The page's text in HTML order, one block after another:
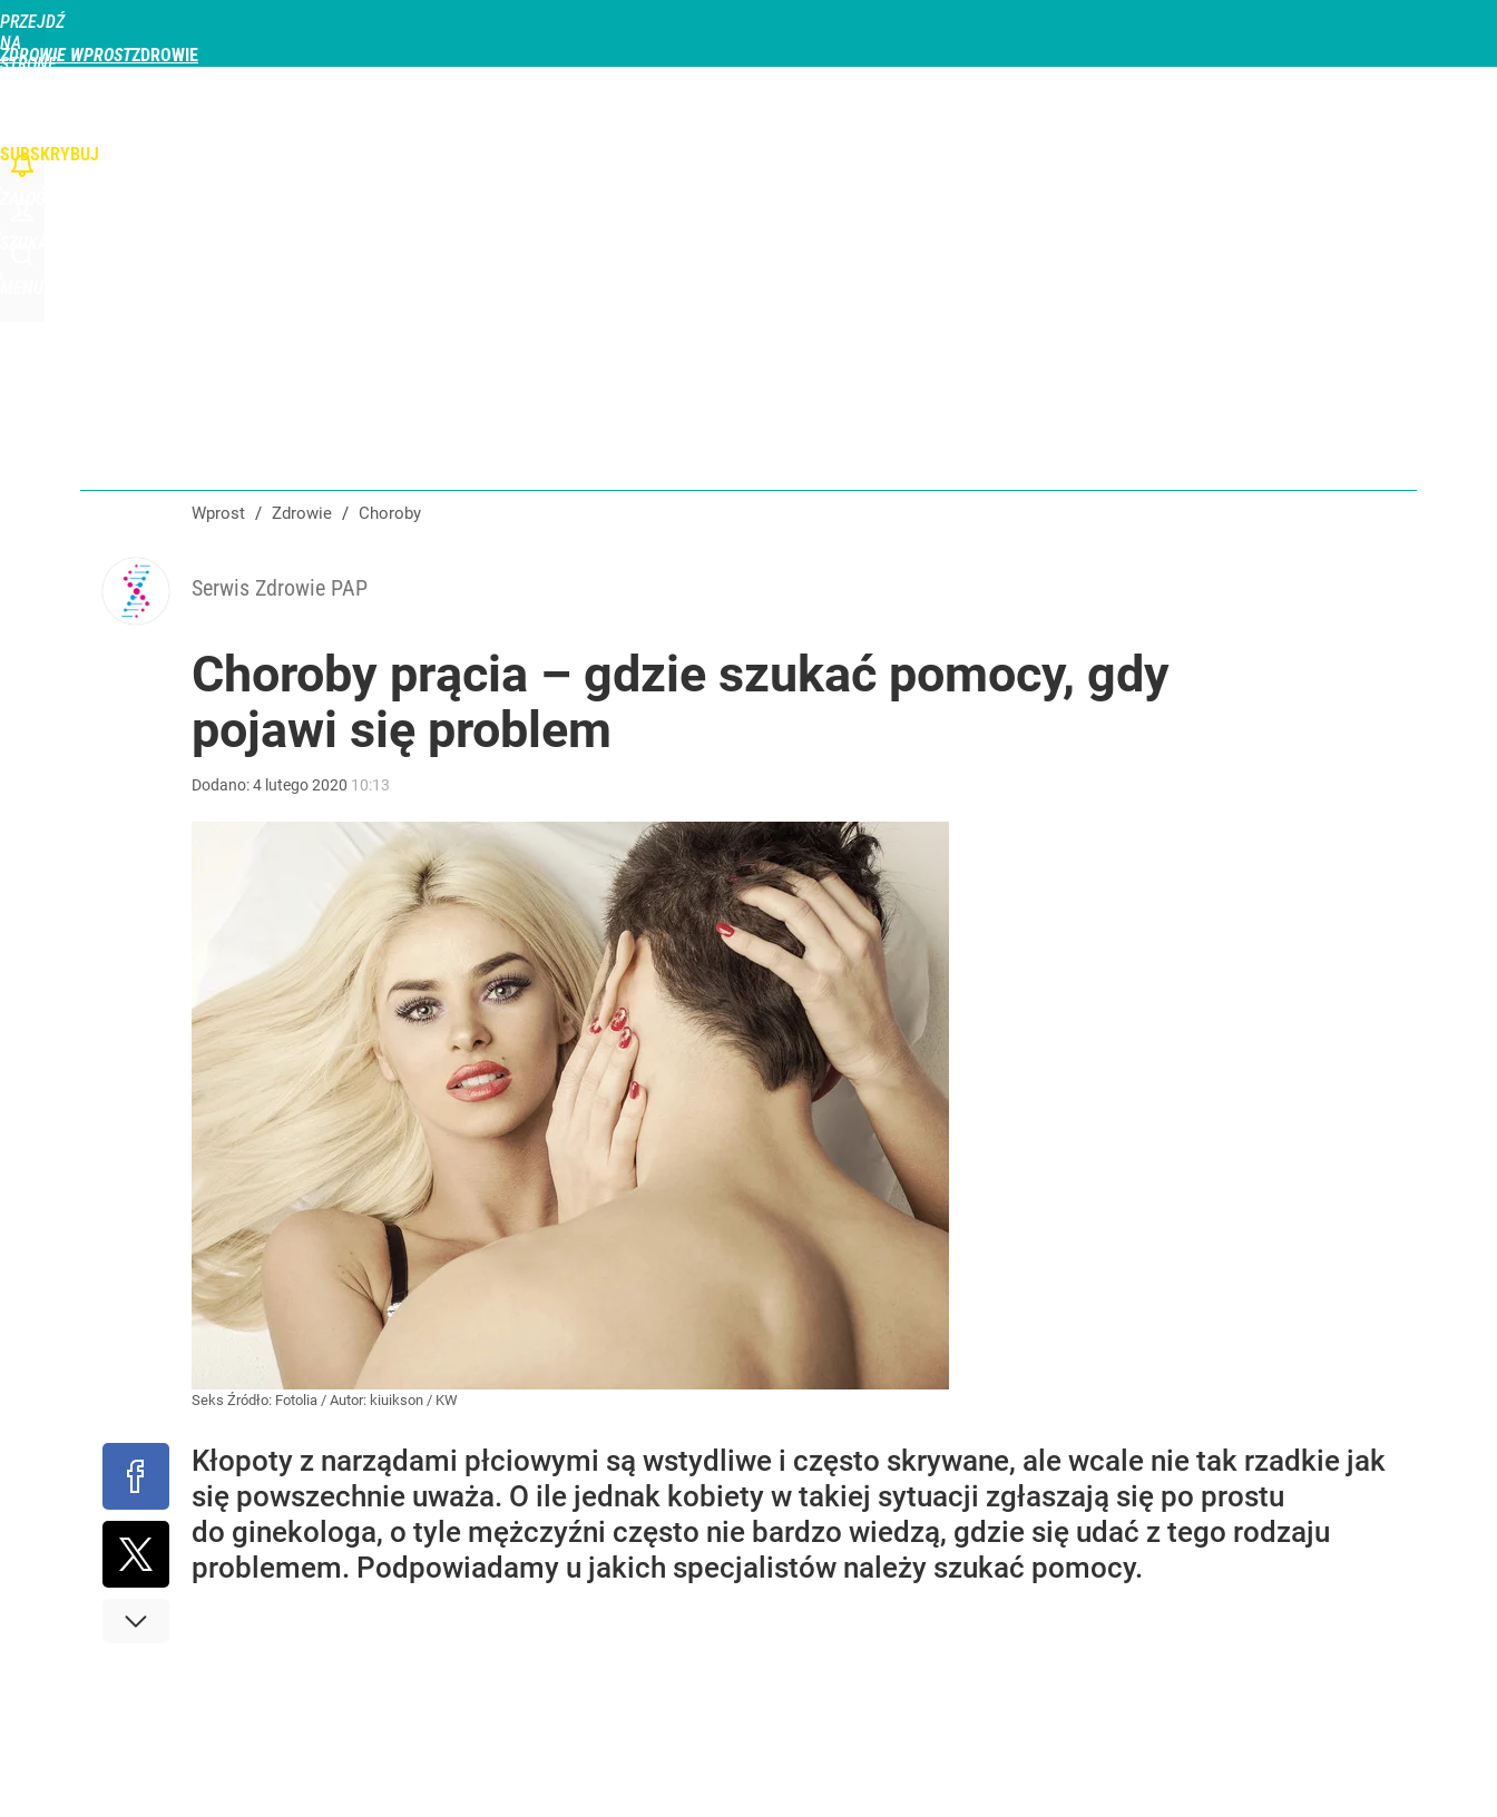
PRZEJDŹ
NA
STRONĘ
ZDROWIE WPROST
SUBSKRYBUJ
Wprost / Zdrowie / Choroby
Serwis Zdrowie PAP
Choroby prącia – gdzie szukać pomocy, gdy
pojawi się problem
Dodano:4 lutego2020 10:13
Seks Źródło: Fotolia / Autor: kiuikson / KW
Kłopoty z narządami płciowymi są wstydliwe i często skrywane, ale wcale nie tak rzadkie jak
się powszechnie uważa. O ile jednak kobiety w takiej sytuacji zgłaszają się po prostu
do ginekologa, o tyle mężczyźni często nie bardzo wiedzą, gdzie się udać z tego rodzaju
problemem. Podpowiadamy u jakich specjalistów należy szukać pomocy.